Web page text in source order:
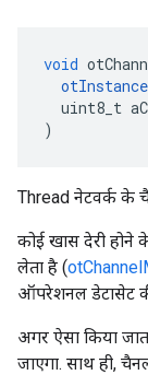
void
otInstance
uint8_t
)
Thread नेटवर्क के
कोई खास देरी होने
लेता है (
ऑपरेशनल डेटासेट
अगर ऐसा किया
जाएगा. साथ ही,